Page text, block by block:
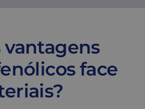
vantagens
face